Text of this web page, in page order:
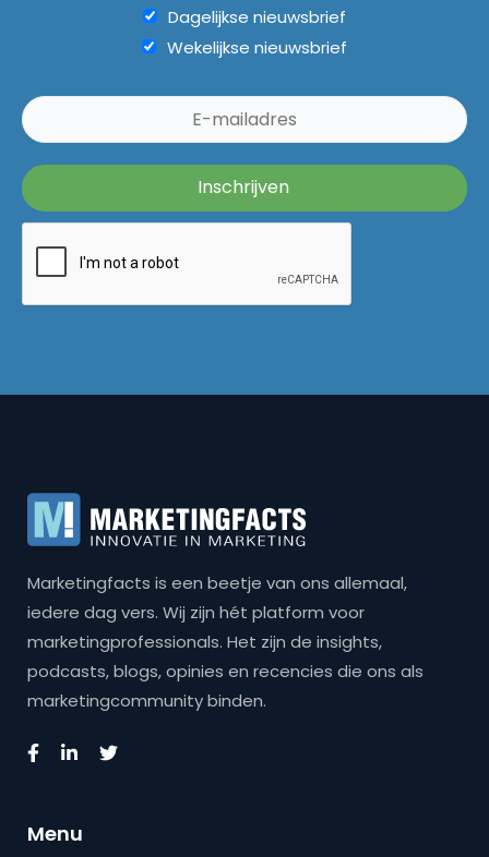
Dagelijkse nieuwsbrief
Wekelijkse nieuwsbrief
Marketingfacts is een beetje van ons allemaal,
iedere dag vers. Wij zijn hét platform voor
marketingprofessionals. Het zijn de insights,
podcasts, blogs, opinies en recencies die ons als
marketingcommunity binden.
Menu